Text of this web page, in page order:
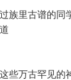
里古谱的同
万古罕见的